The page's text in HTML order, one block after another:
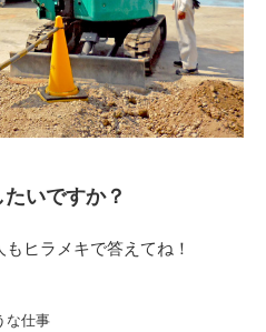
いですか？
ヒラメキで答えてね！
な仕事